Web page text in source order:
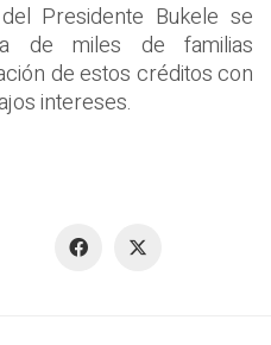
Presidente Bukele se
de miles de familias
de estos créditos con
intereses.